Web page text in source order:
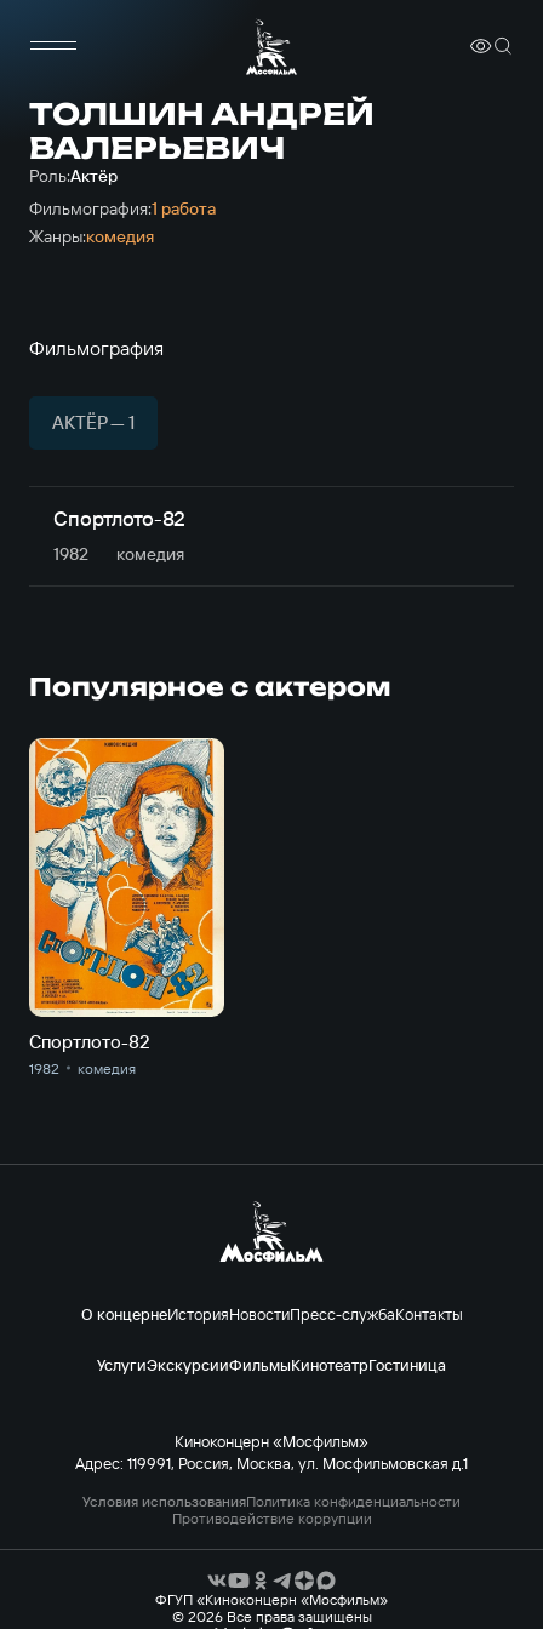
ТОЛШИН АНДРЕЙ
ВАЛЕРЬЕВИЧ
Роль:Актёр
Фильмография:1 работа
Жанры:комедия
Фильмография
АКТЁР — 1
Спортлото-82
1982 комедия
Популярное с актером
Спортлото-82
1982 комедия
О концернеИсторияНовостиПресс-службаКонтакты
УслугиЭкскурсииФильмыКинотеатрГостиница
Киноконцерн «Мосфильм»
Адрес: 119991, Россия, Москва, ул. Мосфильмовская д.1
Условия использованияПолитика конфиденциальности
Противодействие коррупции
ФГУП «Киноконцерн «Мосфильм»
© 2026 Все права защищены